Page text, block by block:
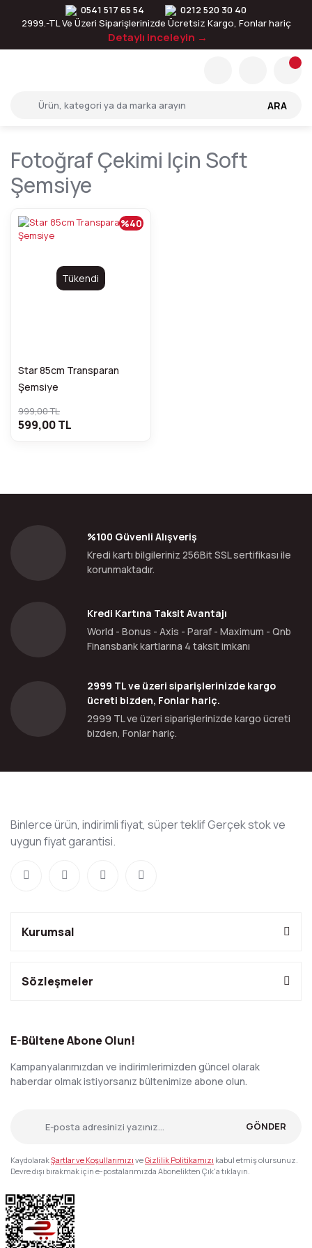
0541 517 65 54
0212 520 30 40
2999.-TL Ve Üzeri Siparişlerinizde Ücretsiz Kargo, Fonlar hariç
Detaylı inceleyin →
ARA
Fotoğraf Çekimi Için Soft
Şemsiye
Tükendi
Star 85cm Transparan
Şemsiye
%40
999,00 TL
599,00 TL
%100 Güvenli Alışveriş
Kredi kartı bilgileriniz 256Bit SSL sertifikası ile
korunmaktadır.
Kredi Kartına Taksit Avantajı
World - Bonus - Axis - Paraf - Maximum - Qnb
Finansbank kartlarına 4 taksit imkanı
2999 TL ve üzeri siparişlerinizde kargo
ücreti bizden, Fonlar hariç.
2999 TL ve üzeri siparişlerinizde kargo ücreti
bizden, Fonlar hariç.
Binlerce ürün, indirimli fiyat, süper teklif Gerçek stok ve
uygun fiyat garantisi.
Kurumsal
Sözleşmeler
E-Bültene Abone Olun!
Kampanyalarımızdan ve indirimlerimizden güncel olarak
haberdar olmak istiyorsanız bültenimize abone olun.
GÖNDER
KaydolarakŞartlar ve Koşullarımızı veGizlilik Politikamızı kabul etmiş olursunuz.
Devre dışı bırakmak için e-postalarımızda Abonelikten Çık'a tıklayın.